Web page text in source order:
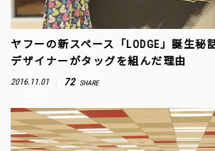
ヤフーの新スペース「LODGE」誕生秘
デザイナーがタッグを組んだ理由
2016.11.01 72 SHARE